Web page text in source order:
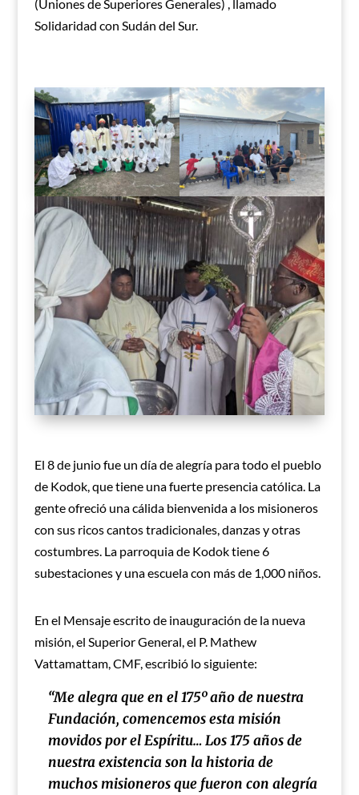
(Uniones de Superiores Generales) , llamado
Solidaridad con Sudán del Sur.
El 8 de junio fue un día de alegría para todo el pueblo
de Kodok, que tiene una fuerte presencia católica. La
gente ofreció una cálida bienvenida a los misioneros
con sus ricos cantos tradicionales, danzas y otras
costumbres. La parroquia de Kodok tiene 6
subestaciones y una escuela con más de 1,000 niños.
En el Mensaje escrito de inauguración de la nueva
misión, el Superior General, el P. Mathew
Vattamattam, CMF, escribió lo siguiente:
“Me alegra que en el 175º año de nuestra
Fundación, comencemos esta misión
movidos por el Espíritu… Los 175 años de
nuestra existencia son la historia de
muchos misioneros que fueron con alegría